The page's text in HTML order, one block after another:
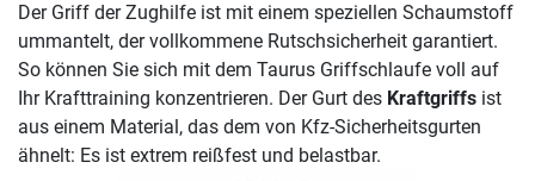
Der Griff der Zughilfe ist mit einem speziellen Schaumstoff
ummantelt, der vollkommene Rutschsicherheit garantiert.
So können Sie sich mit dem Taurus Griffschlaufe voll auf
Ihr Krafttraining konzentrieren. Der Gurt des Kraftgriffs ist
aus einem Material, das dem von Kfz-Sicherheitsgurten
ähnelt: Es ist extrem reißfest und belastbar.